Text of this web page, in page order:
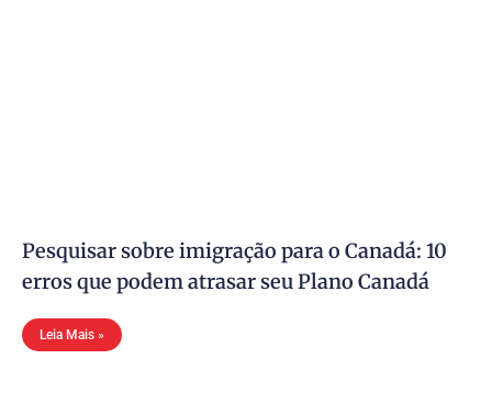
Pesquisar sobre imigração para o Canadá: 10
erros que podem atrasar seu Plano Canadá
Leia Mais »